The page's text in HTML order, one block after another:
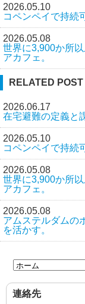
2026.05.10
コペンペイで持続
2026.05.08
世界に3,900か所
アカフェ。
RELATED POST
2026.06.17
在宅避難の定義と
2026.05.10
コペンペイで持続
2026.05.08
世界に3,900か所
アカフェ。
2026.05.08
アムステルダムの
を活かす。
連絡先